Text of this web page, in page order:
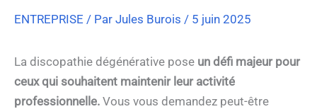
ENTREPRISE / Par Jules Burois / 5 juin 2025
La discopathie dégénérative pose un défi majeur pour
ceux qui souhaitent maintenir leur activité
professionnelle. Vous vous demandez peut-être